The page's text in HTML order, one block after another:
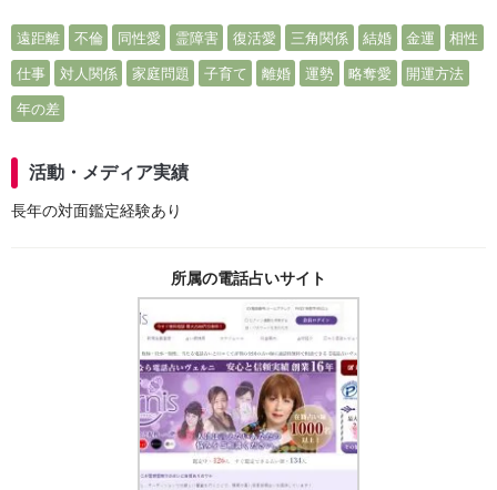
遠距離 不倫 同性愛 霊障害 復活愛 三角関係 結婚 金運 相性
仕事 対人関係 家庭問題 子育て 離婚 運勢 略奪愛 開運方法
年の差
活動・メディア実績
長年の対面鑑定経験あり
所属の電話占いサイト